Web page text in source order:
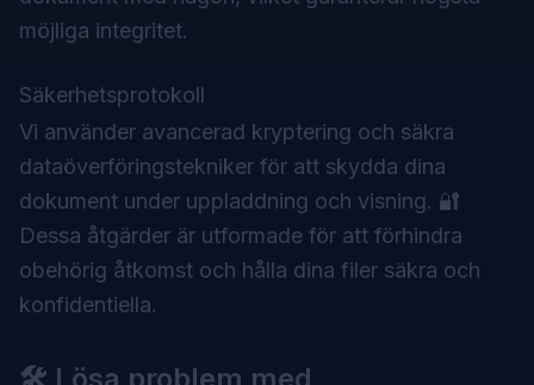
möjliga integritet.
Säkerhetsprotokoll
Vi använder avancerad kryptering och säkra
dataöverföringstekniker för att skydda dina
dokument under uppladdning och visning. 🔐
Dessa åtgärder är utformade för att förhindra
obehörig åtkomst och hålla dina filer säkra och
konfidentiella.